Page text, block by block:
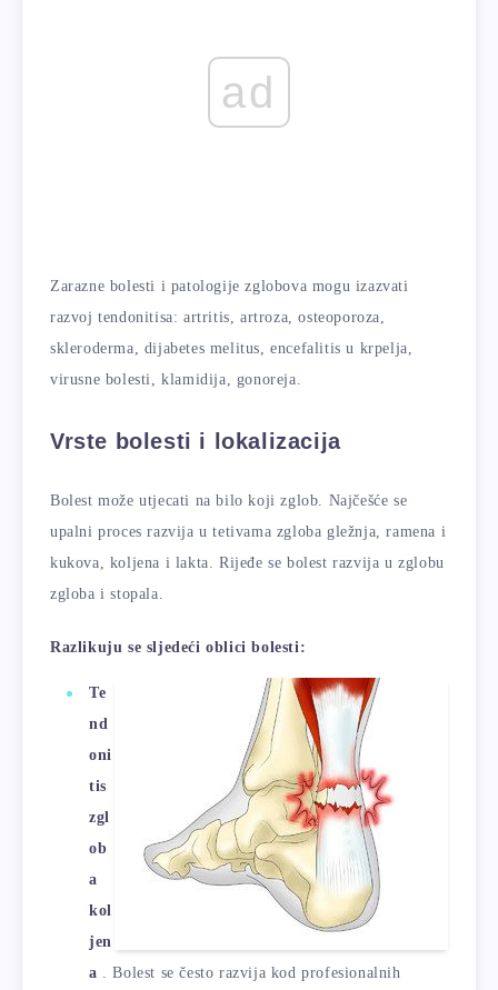
ad
Zarazne bolesti i patologije zglobova mogu izazvati
razvoj tendonitisa: artritis, artroza, osteoporoza,
skleroderma, dijabetes melitus, encefalitis u krpelja,
virusne bolesti, klamidija, gonoreja.
Vrste bolesti i lokalizacija
Bolest može utjecati na bilo koji zglob. Najčešće se
upalni proces razvija u tetivama zgloba gležnja, ramena i
kukova, koljena i lakta. Rijeđe se bolest razvija u zglobu
zgloba i stopala.
Razlikuju se sljedeći oblici bolesti:
Te
nd
oni
tis
zgl
ob
a
kol
jen
a . Bolest se često razvija kod profesionalnih